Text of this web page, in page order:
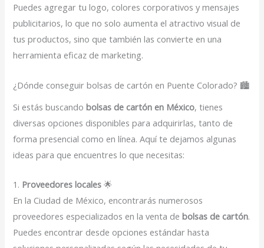
Puedes agregar tu logo, colores corporativos y mensajes
publicitarios, lo que no solo aumenta el atractivo visual de
tus productos, sino que también las convierte en una
herramienta eficaz de marketing.
¿Dónde conseguir bolsas de cartón en Puente Colorado? 🏙️
Si estás buscandobolsas de cartón en México, tienes
diversas opciones disponibles para adquirirlas, tanto de
forma presencial como en línea. Aquí te dejamos algunas
ideas para que encuentres lo que necesitas:
1. Proveedores locales 🌟
En la Ciudad de México, encontrarás numerosos
proveedores especializados en la venta debolsas de cartón.
Puedes encontrar desde opciones estándar hasta